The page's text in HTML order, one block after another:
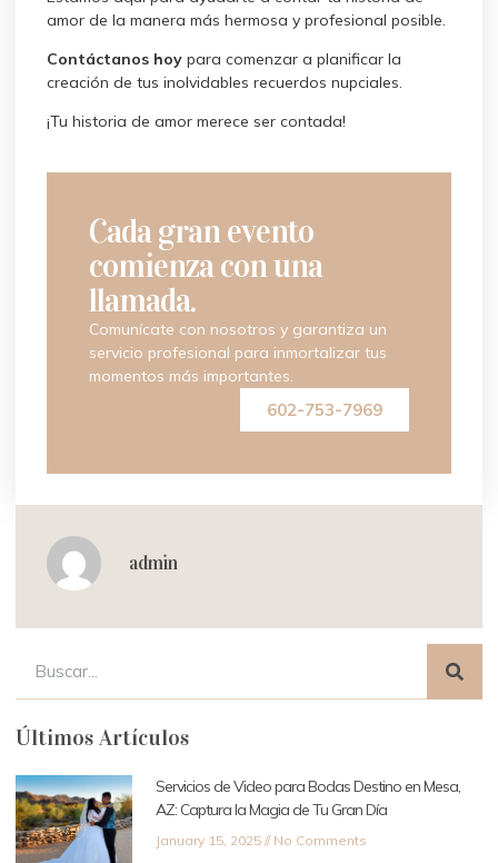
amor de la manera más hermosa y profesional posible.
Contáctanos hoy para comenzar a planificar la
creación de tus inolvidables recuerdos nupciales.
¡Tu historia de amor merece ser contada!
Cada gran evento
comienza con una
llamada.
Comunícate con nosotros y garantiza un
servicio profesional para inmortalizar tus
momentos más importantes.
602-753-7969
admin
Últimos Artículos
Servicios de Video para Bodas Destino en Mesa,
AZ: Captura la Magia de Tu Gran Día
January 15, 2025 No Comments